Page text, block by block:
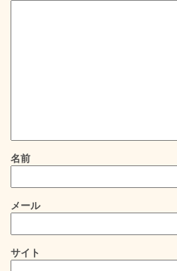
名前
メール
サイト